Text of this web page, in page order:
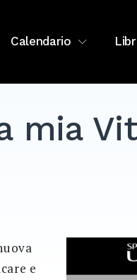
Calendario
mia
e